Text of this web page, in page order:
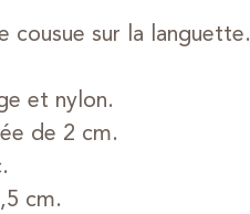
cousue sur la languette.
et nylon.
de 2 cm.
cm.